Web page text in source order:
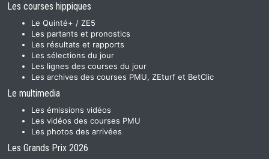
Les courses hippiques
Le Quinté+ / ZE5
Les partants et pronostics
Les résultats et rapports
Les sélections du jour
Les lignes des courses du jour
Les archives des courses PMU, ZEturf et BetClic
Le multimedia
Les émissions vidéos
Les vidéos des courses PMU
Les photos des arrivées
Les Grands Prix 2026